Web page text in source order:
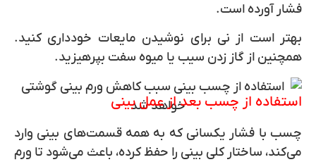
فشار آورده است.
بهتر است از نی برای نوشیدن مایعات خودداری کنید.
همچنین از گاز زدن سیب یا میوه سفت بپرهیزید.
استفاده از چسب بعد از عمل بینی
چسب با فشار یکسانی که به همه قسمت‌های بینی وارد
می‌کند، ساختار کلی بینی را حفظ کرده، باعث می‌شود تا ورم